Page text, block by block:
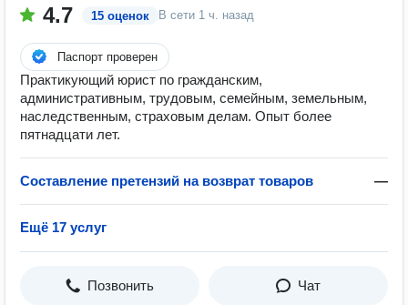
4.7 15 оценок В сети 1 ч. назад
Паспорт проверен
Практикующий юрист по гражданским,
административным, трудовым, семейным, земельным,
наследственным, страховым делам. Опыт более
пятнадцати лет.
Составление претензий на возврат товаров —
Ещё 17 услуг
Позвонить Чат